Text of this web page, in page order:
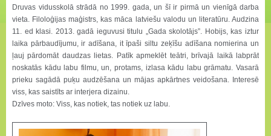
Druvas vidusskolā strādā no 1999. gada, un šī ir pirmā un vienīgā darba
vieta. Filoloģijas maģistrs, kas māca latviešu valodu un literatūru. Audzina
11. ed klasi. 2013. gadā ieguvusi titulu „Gada skolotājs”. Hobijs, kas iztur
laika pārbaudījumu, ir adīšana, it īpaši siltu zeķīšu adīšana nomierina un
ļauj pārdomāt daudzas lietas. Patīk apmeklēt teātri, brīvajā laikā labprāt
noskatās kādu labu filmu, un, protams, izlasa kādu labu grāmatu. Vasarā
prieku sagādā puķu audzēšana un mājas apkārtnes veidošana. Interesē
viss, kas saistīts ar interjera dizainu.
Dzīves moto: Viss, kas notiek, tas notiek uz labu.